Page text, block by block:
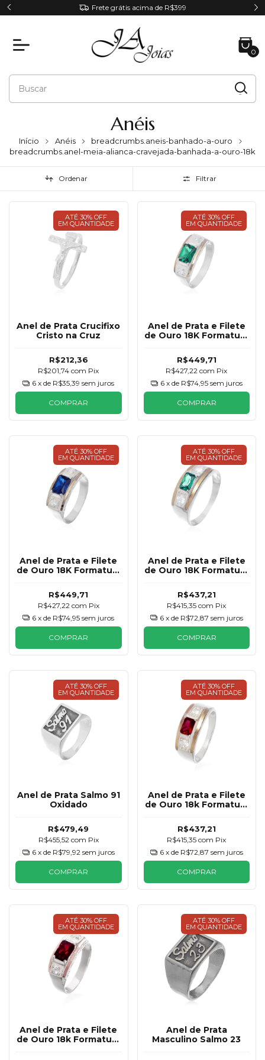
Parcele em até 6x sem juros
0
Anéis
Início Anéis
breadcrumbs.aneis-banhado-a-ouro
breadcrumbs.anel-meia-alianca-cravejada-banhada-a-ouro-18k
Ordenar Filtrar
ATÉ 30% OFF
EM QUANTIDADE
Anel de Prata Crucifixo
Cristo na Cruz
R$212,36
R$201,74com Pix
6 x de R$35,39 sem juros
COMPRAR
ATÉ 30% OFF
EM QUANTIDADE
Anel de Prata e Filete
de Ouro 18K Formatura
R$449,71
R$427,22com Pix
6 x de R$74,95 sem juros
COMPRAR
ATÉ 30% OFF
EM QUANTIDADE
Anel de Prata e Filete
de Ouro 18K Formatura
R$449,71
R$427,22 com Pix
6 x de R$74,95 sem juros
COMPRAR
ATÉ 30% OFF
EM QUANTIDADE
Anel de Prata e Filete
de Ouro 18K Formatura
R$437,21
R$415,35com Pix
6 x de R$72,87 sem juros
COMPRAR
ATÉ 30% OFF
EM QUANTIDADE
Anel de Prata Salmo 91
Oxidado
R$479,49
R$455,52 com Pix
6 x de R$79,92 sem juros
COMPRAR
ATÉ 30% OFF
EM QUANTIDADE
Anel de Prata e Filete
de Ouro 18k Formatura
Masculino
R$437,21
R$415,35com Pix
6 x de R$72,87 sem juros
COMPRAR
ATÉ 30% OFF
EM QUANTIDADE
Anel de Prata e Filete
de Ouro 18k Formatura
ATÉ 30% OFF
EM QUANTIDADE
Anel de Prata
Masculino Salmo 23